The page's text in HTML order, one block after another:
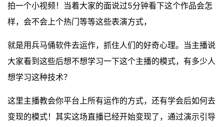
拍一个小视频！当着大家的面说过5分钟看下这个作品会怎
样，会不会上个热门等等这些表演方式，
就是用兵马俑软件去运作，抓住人们的好奇心理。当主播说
大家看到这些后想不想学习一下这个主播的模式，有多少人
想学习这种技术？
这里主播教会你平台上所有运作的方式，还有学会后如何去
变现的模式！其实这场直播已经开始变现了，通过演示引导